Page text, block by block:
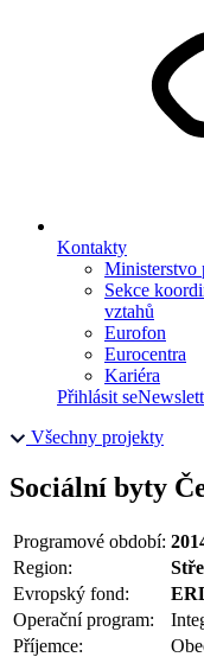
Kontakty
Ministerstvo
Sekce
vztahů
Eurofon
Eurocentra
Kariéra
Přihlásit se
Všechny projekty
Sociální byty
Programové období:
Region:
Evropský fond:
Operační program:
Příjemce: